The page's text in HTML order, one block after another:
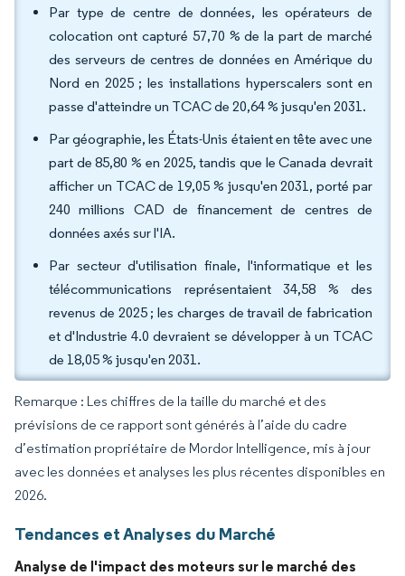
Par type de centre de données, les opérateurs de
colocation ont capturé 57,70 % de la part de marché
des serveurs de centres de données en Amérique du
Nord en 2025 ; les installations hyperscalers sont en
passe d'atteindre un TCAC de 20,64 % jusqu'en 2031.
Par géographie, les États-Unis étaient en tête avec une
part de 85,80 % en 2025, tandis que le Canada devrait
afficher un TCAC de 19,05 % jusqu'en 2031, porté par
240 millions CAD de financement de centres de
données axés sur l'IA.
Par secteur d'utilisation finale, l'informatique et les
télécommunications représentaient 34,58 % des
revenus de 2025 ; les charges de travail de fabrication
et d'Industrie 4.0 devraient se développer à un TCAC
de 18,05 % jusqu'en 2031.
Remarque : Les chiffres de la taille du marché et des
prévisions de ce rapport sont générés à l’aide du cadre
d’estimation propriétaire de Mordor Intelligence, mis à jour
avec les données et analyses les plus récentes disponibles en
2026.
Tendances et Analyses du Marché
Analyse de l'impact des moteurs sur le marché des